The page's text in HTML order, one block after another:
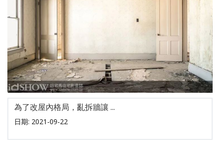
為了改屋內格局，亂拆牆讓 ...
日期: 2021-09-22